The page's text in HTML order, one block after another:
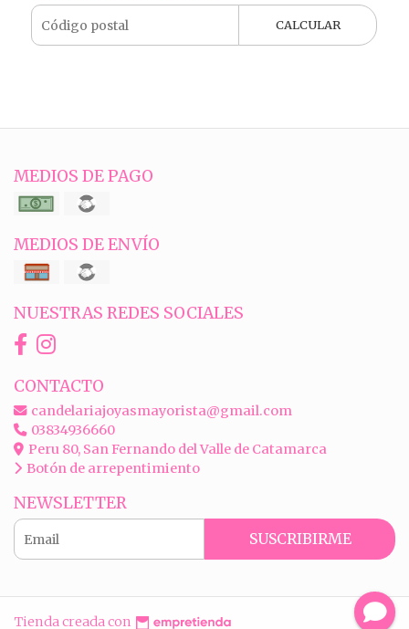
CALCULAR
MEDIOS DE PAGO
MEDIOS DE ENVÍO
NUESTRAS REDES SOCIALES
CONTACTO
candelariajoyasmayorista@gmail.com
03834936660
Peru 80, San Fernando del Valle de Catamarca
Botón de arrepentimiento
NEWSLETTER
SUSCRIBIRME
Tienda creada con